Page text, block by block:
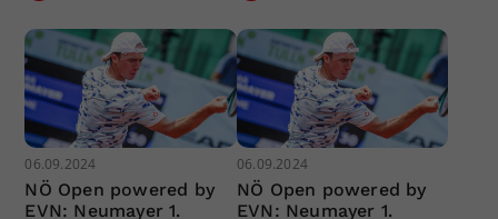
06.09.2024
NÖ Open powered by
EVN: Neumayer 1.
06.09.2024
NÖ Open powered by
EVN: Neumayer 1.